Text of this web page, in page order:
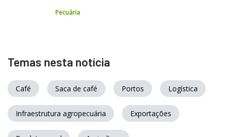
Pecuária
Temas nesta notícia
Café Saca de café Portos Logística
Infraestrutura agropecuária Exportações